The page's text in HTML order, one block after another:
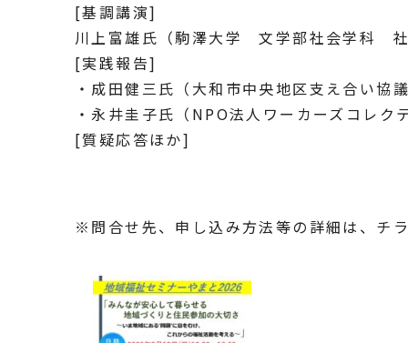
[基調講演]
川上富雄氏（駒澤大学 文学部社会学科
[実践報告]
・成田健三氏（大和市中央地区支え合い協
・永井圭子氏（NPO法人ワーカーズコレ
[質疑応答ほか]
※問合せ先、申し込み方法等の詳細は、チ